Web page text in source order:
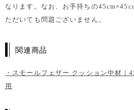
なります。なお、お手持ちの
ただいても問題ございません。
関連商品
・スモールフェザー クッション中材｜
用